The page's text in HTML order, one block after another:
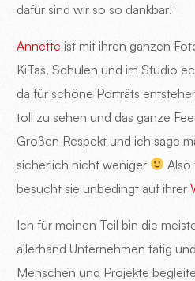
dafür sind wir so so dankbar!
Annette ist mit ihren ganzen
KiTas, Schulen und im Studio
da für schöne Porträts
toll zu sehen und das ganze
Großen Respekt und ich sage
sicherlich nicht weniger
Also
besucht sie unbedingt auf ihrer
Ich für meinen Teil bin die
allerhand Unternehmen tätig
Menschen und Projekte